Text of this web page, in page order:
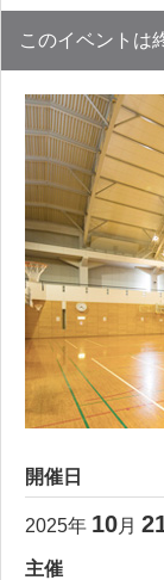
このイベントは
開催日
2025年 10月
主催